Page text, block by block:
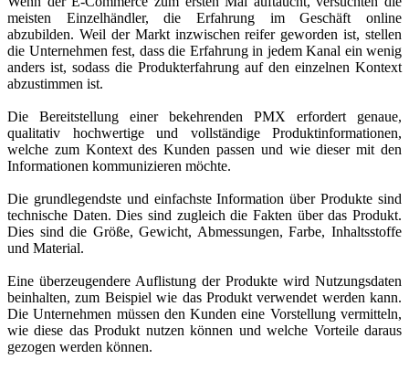
meisten Einzelhändler, die Erfahrung im Geschäft online
abzubilden. Weil der Markt inzwischen reifer geworden ist, stellen
die Unternehmen fest, dass die Erfahrung in jedem Kanal ein wenig
anders ist, sodass die Produkterfahrung auf den einzelnen Kontext
abzustimmen ist.
Die Bereitstellung einer bekehrenden PMX erfordert genaue,
qualitativ hochwertige und vollständige Produktinformationen,
welche zum Kontext des Kunden passen und wie dieser mit den
Informationen kommunizieren möchte.
Die grundlegendste und einfachste Information über Produkte sind
technische Daten. Dies sind zugleich die Fakten über das Produkt.
Dies sind die Größe, Gewicht, Abmessungen, Farbe, Inhaltsstoffe
und Material.
Eine überzeugendere Auflistung der Produkte wird Nutzungsdaten
beinhalten, zum Beispiel wie das Produkt verwendet werden kann.
Die Unternehmen müssen den Kunden eine Vorstellung vermitteln,
wie diese das Produkt nutzen können und welche Vorteile daraus
gezogen werden können.